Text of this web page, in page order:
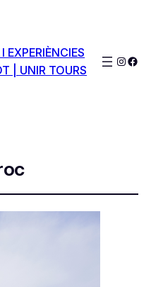
EXPERIÈNCIES
| UNIR TOURS